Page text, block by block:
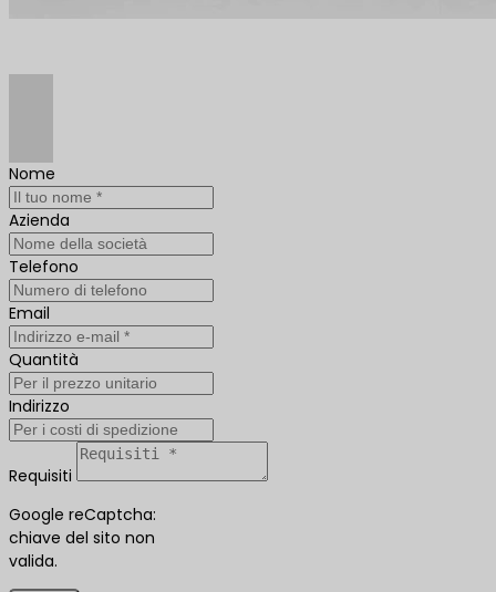
Nome
Azienda
Telefono
Email
Quantità
Indirizzo
Requisiti
Google reCaptcha:
chiave del sito non
valida.